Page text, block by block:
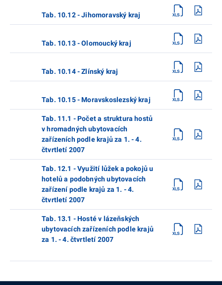
Tab. 10.12 - Jihomoravský kraj
Tab. 10.13 - Olomoucký kraj
Tab. 10.14 - Zlínský kraj
Tab. 10.15 - Moravskoslezský kraj
Tab. 11.1 - Počet a struktura hostů
v hromadných ubytovacích
zařízeních podle krajů za 1. - 4.
čtvrtletí 2007
Tab. 12.1 - Využití lůžek a pokojů u
hotelů a podobných ubytovacích
zařízení podle krajů za 1. - 4.
čtvrtletí 2007
Tab. 13.1 - Hosté v lázeňských
ubytovacích zařízeních podle krajů
za 1. - 4. čtvrtletí 2007